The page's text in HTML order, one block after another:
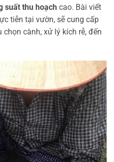
suất thu hoạch cao. Bài viết
tiễn tại vườn, sẽ cung cấp
cành, xử lý kích rễ, đến